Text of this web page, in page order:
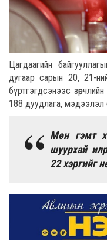
Цагдаагийн
дугаар сарын 20, 21-
бүртгэгдсэнээс
188 дуудлага, мэдээлэл
Мөн гэмт
шуурхай
22 хэргийг